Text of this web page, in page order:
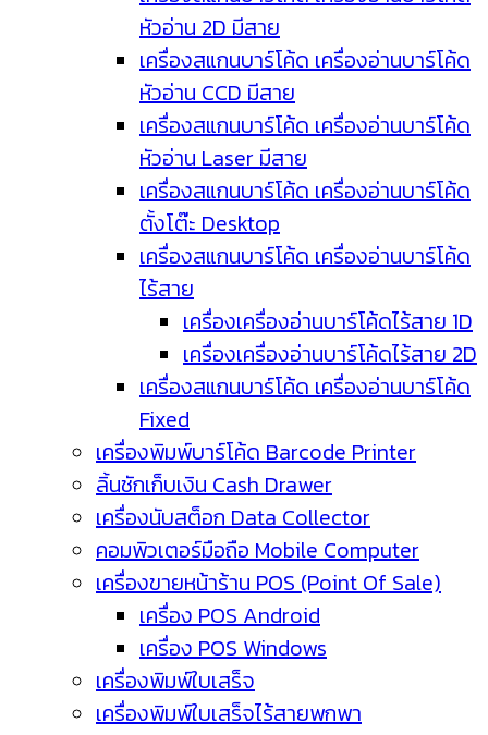
หัวอ่าน 2D มีสาย
เครื่องสแกนบาร์โค้ด เครื่องอ่านบาร์โค้ด
หัวอ่าน CCD มีสาย
เครื่องสแกนบาร์โค้ด เครื่องอ่านบาร์โค้ด
หัวอ่าน Laser มีสาย
เครื่องสแกนบาร์โค้ด เครื่องอ่านบาร์โค้ด
ตั้งโต๊ะ Desktop
เครื่องสแกนบาร์โค้ด เครื่องอ่านบาร์โค้ด
ไร้สาย
เครื่องเครื่องอ่านบาร์โค้ดไร้สาย 1D
เครื่องเครื่องอ่านบาร์โค้ดไร้สาย 2D
เครื่องสแกนบาร์โค้ด เครื่องอ่านบาร์โค้ด
Fixed
เครื่องพิมพ์บาร์โค้ด Barcode Printer
ลิ้นชักเก็บเงิน Cash Drawer
เครื่องนับสต็อก Data Collector
คอมพิวเตอร์มือถือ Mobile Computer
เครื่องขายหน้าร้าน POS (Point Of Sale)
เครื่อง POS Android
เครื่อง POS Windows
เครื่องพิมพ์ใบเสร็จ
เครื่องพิมพ์ใบเสร็จไร้สายพกพา